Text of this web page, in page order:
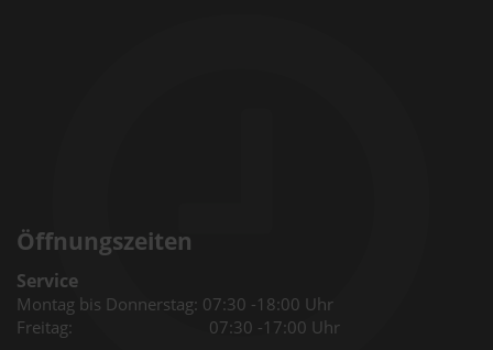
Öffnungszeiten
Service
Montag bis Donnerstag: 07:30 -18:00 Uhr
Freitag: 07:30 -17:00 Uhr